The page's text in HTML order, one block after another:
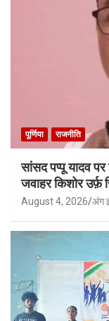
पूर्णिया राजनीति
सांसद पप्पू यादव
जवाहर किशोर उर्फ़
August 4, 2026 अंग